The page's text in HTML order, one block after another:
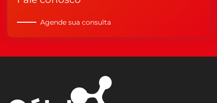
Agende sua consulta